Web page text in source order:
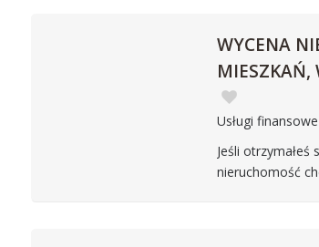
WYCENA
MIESZKAŃ,
Usługi finansowe
Jeśli
nieruchomość